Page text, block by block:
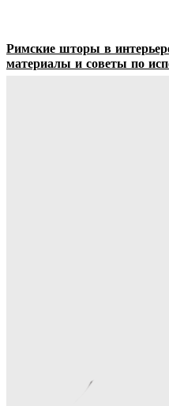
Римские шторы в
материалы и советы по